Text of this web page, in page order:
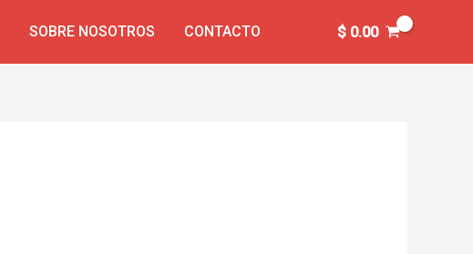
SOBRE NOSOTROS CONTACTO $0.00